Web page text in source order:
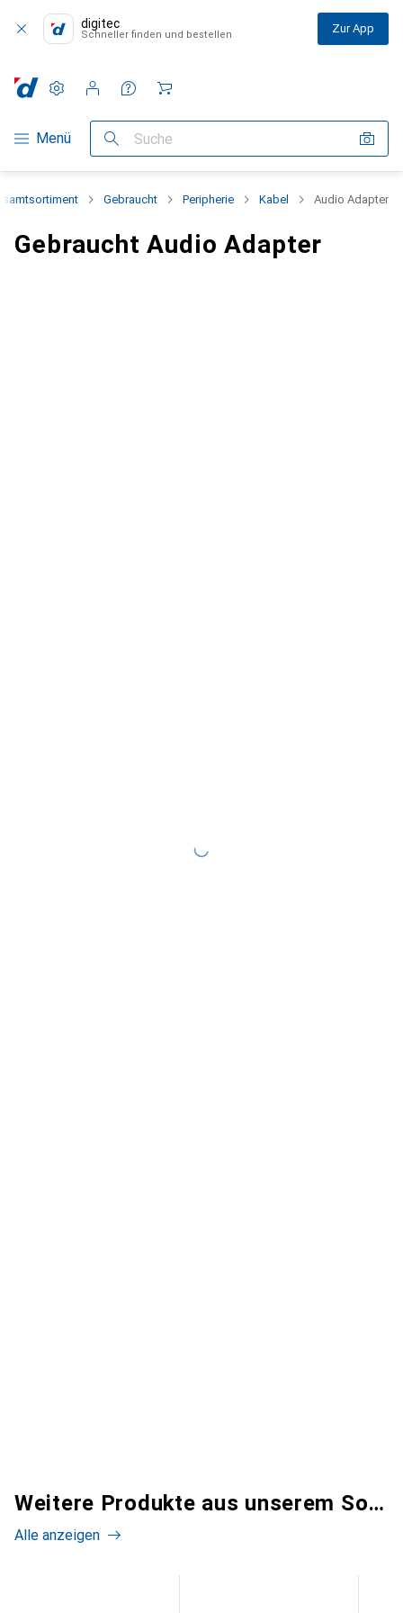
digitec
Schneller finden und bestellen Zur App
Navigation nach Kategorien
Menü Suche
Einstellungen
Kundenkonto
Vergleichslisten
Merklisten
Warenkorb
Gebraucht Peripherie Kabel Audio Adapter
Gebraucht Audio Adapter
Weitere Produkte aus unserem Sortiment
Alle anzeigen